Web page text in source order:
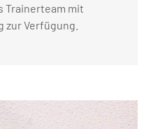
Trainerteam mit
Verfügung.